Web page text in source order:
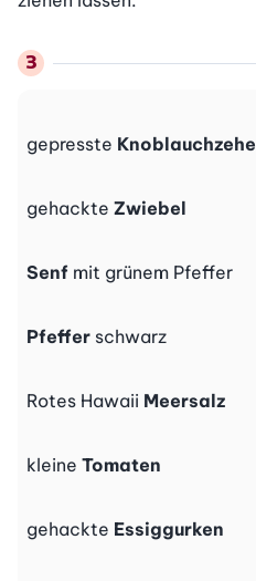
gepresste Knoblauchzehe
gehackte Zwiebel
Senf mit grünem Pfeffer
Pfeffer schwarz
Rotes Hawaii Meersalz
kleine Tomaten
gehackte Essiggurken